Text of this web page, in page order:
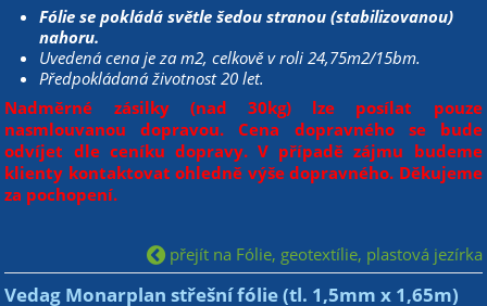
Fólie se pokládá světle šedou stranou (stabilizovanou)
nahoru.
Uvedená cena je za m2, celkově v roli 24,75m2/15bm.
Předpokládaná životnost 20 let.
Nadměrné zásilky (nad 30kg) lze posílat pouze
nasmlouvanou dopravou. Cena dopravného se bude
odvíjet dle ceníku dopravy. V případě zájmu budeme
klienty kontaktovat ohledně výše dopravného. Děkujeme
za pochopení.
přejít na Fólie, geotextílie, plastová jezírka
Vedag Monarplan střešní fólie (tl. 1,5mm x 1,65m)